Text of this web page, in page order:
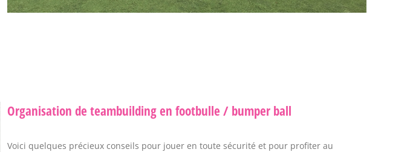
Organisation de teambuilding en footbulle / bumper ball
Voici quelques précieux conseils pour jouer en toute sécurité et pour profiter au